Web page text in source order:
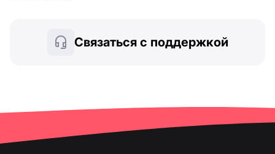
Связаться с поддержкой